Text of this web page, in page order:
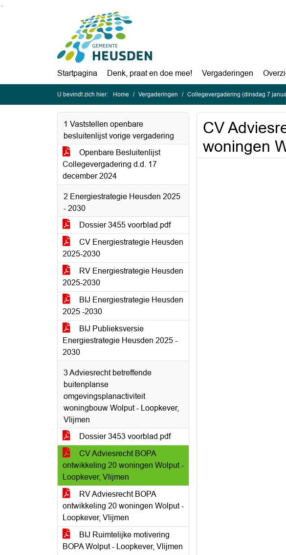
Ga naar de inhoud van deze pagina
Startpagina Denk, praat en doe mee! Vergaderingen
U bevindt zich hier: Home Vergaderingen Collegevergadering (dinsdag 7
1 Vaststellen openbare
besluitenlijst vorige vergadering
Openbare Besluitenlijst
Collegevergadering d.d. 17
december 2024
2 Energiestrategie Heusden 2025
- 2030
Dossier 3455 voorblad.pdf
CV Energiestrategie Heusden
2025-2030
RV Energiestrategie Heusden
2025-2030
BIJ Energiestrategie Heusden
2025 -2030
BIJ Publieksversie
Energiestrategie Heusden 2025 -
2030
3 Adviesrecht betreffende
buitenplanse
omgevingsplanactiviteit
woningbouw Wolput - Loopkever,
Vlijmen
Dossier 3453 voorblad.pdf
CV Adviesrecht BOPA
ontwikkeling 20 woningen Wolput -
Loopkever, Vlijmen
RV Adviesrecht BOPA
ontwikkeling 20 woningen Wolput -
Loopkever, Vlijmen
BIJ Ruimtelijke motivering
BOPA Wolput - Loopkever, Vlijmen
CV
woningen